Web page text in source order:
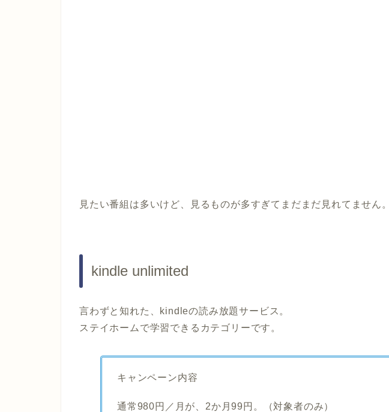
見たい番組は多いけど、見るものが多すぎてまだまだ見れてません。
kindle unlimited
言わずと知れた、kindleの読み放題サービス。
ステイホームで学習できるカテゴリーです。
キャンペーン内容
通常980円／月が、2か月99円。（対象者のみ）